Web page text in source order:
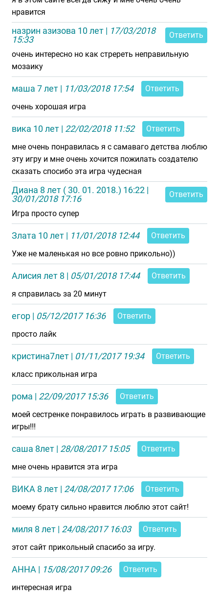
нравится
назрин азизова 10 лет | 17/03/2018
15:33
Ответить
очень интересно но как стререть неправильную
мозаику
маша 7 лет | 11/03/2018 17:54
Ответить
очень хорошая игра
вика 10 лет | 22/02/2018 11:52
Ответить
мне очень понравилась я с самаваго детства люблю
эту игру и мне очень хочится пожилать создателю
сказать спосибо эта игра чудесная
Диана 8 лет ( 30. 01. 2018.) 16:22 |
30/01/2018 17:16
Ответить
Игра просто супер
Злата 10 лет | 11/01/2018 12:44
Ответить
Уже не маленькая но все ровно прикольно))
Алисия лет 8 | 05/01/2018 17:44
Ответить
я справилась за 20 минут
егор | 05/12/2017 16:36
Ответить
просто лайк
кристина7лет | 01/11/2017 19:34
Ответить
класс прикольная игра
рома | 22/09/2017 15:36
Ответить
моей сестренке понравилось играть в развивающие
игры!!!
саша 8лет | 28/08/2017 15:05
Ответить
мне очень нравится эта игра
ВИКА 8 лет | 24/08/2017 17:06
Ответить
моему брату сильно нравится люблю этот сайт!
миля 8 лет | 24/08/2017 16:03
Ответить
этот сайт прикольный спасибо за игру.
АННА | 15/08/2017 09:26
Ответить
интересная игра